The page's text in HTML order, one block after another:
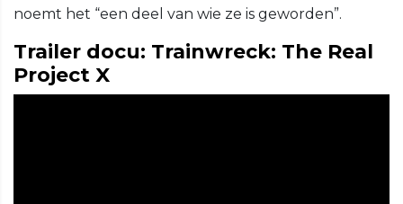
noemt het “een deel van wie ze is geworden”.
Trailer docu: Trainwreck: The Real
Project X